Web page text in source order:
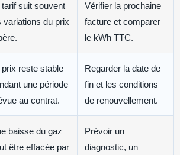
tarif suit souvent
variations du prix
Vérifier la prochaine
facture et comparer
le kWh TTC.
prix reste stable
une période
au contrat.
Regarder la date de
fin et les conditions
de renouvellement.
baisse du gaz
être effacée par
Prévoir un
diagnostic, un